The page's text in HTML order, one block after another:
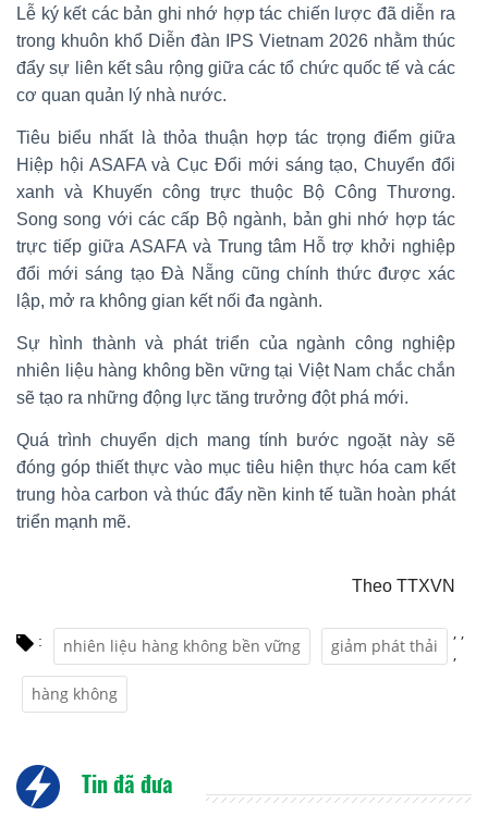
Lễ ký kết các bản ghi nhớ hợp tác chiến lược đã diễn ra
trong khuôn khổ Diễn đàn IPS Vietnam 2026 nhằm thúc
đẩy sự liên kết sâu rộng giữa các tổ chức quốc tế và các
cơ quan quản lý nhà nước.
Tiêu biểu nhất là thỏa thuận hợp tác trọng điểm giữa
Hiệp hội ASAFA và Cục Đổi mới sáng tạo, Chuyển đổi
xanh và Khuyến công trực thuộc Bộ Công Thương.
Song song với các cấp Bộ ngành, bản ghi nhớ hợp tác
trực tiếp giữa ASAFA và Trung tâm Hỗ trợ khởi nghiệp
đổi mới sáng tạo Đà Nẵng cũng chính thức được xác
lập, mở ra không gian kết nối đa ngành.
Sự hình thành và phát triển của ngành công nghiệp
nhiên liệu hàng không bền vững tại Việt Nam chắc chắn
sẽ tạo ra những động lực tăng trưởng đột phá mới.
Quá trình chuyển dịch mang tính bước ngoặt này sẽ
đóng góp thiết thực vào mục tiêu hiện thực hóa cam kết
trung hòa carbon và thúc đẩy nền kinh tế tuần hoàn phát
triển mạnh mẽ.
Theo TTXVN
: nhiên liệu hàng không bền vững
,
giảm phát thải
,
hàng không
,
Tin đã đưa